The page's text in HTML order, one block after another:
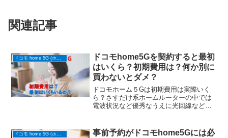
関連記事
ドコモhome5Gを契約すると最初
はいくら？初期費用は？何か別に
買わないとダメ？
ドコモホーム５Gは初期費用は実際いく
ら？さすだけ系ホームルーターの中では
電波状況など優秀なうえに光回線などよ
ドコモ home 5G (ホームルーター)
事前予約がドコモhome5Gには必